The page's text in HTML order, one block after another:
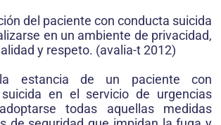
del paciente con conducta suicida
en un ambiente de privacidad,
y respeto. (avalia-t 2012)
estancia de un paciente con
en el servicio de urgencias
todas aquellas medidas